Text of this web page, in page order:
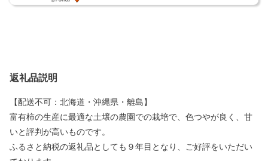
返礼品説明
【配送不可：北海道・沖縄県・離島】
富有柿の生産に最適な土壌の農園での栽培で、色つやが良く、甘
いと評判が高いものです。
ふるさと納税の返礼品としても９年目となり、ご好評をいただい